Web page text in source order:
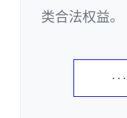
类合法权益。
· ·